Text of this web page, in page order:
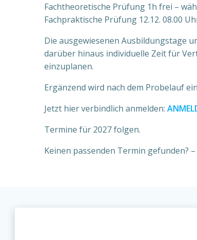
Fachtheoretische Prüfung 1h frei –
Fachpraktische Prüfung 12.12. 08.00
Die ausgewiesenen Ausbildungstage
darüber hinaus individuelle Zeit für
einzuplanen.
Ergänzend wird nach dem Probelauf
Jetzt hier verbindlich anmelden:
Termine für 2027 folgen.
Keinen passenden Termin gefunden?